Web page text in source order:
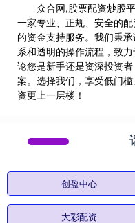
众合网,股票配资炒股
一家专业、正规、安全的
的资金支持服务。我们秉
系和透明的操作流程，致
论您是新手还是资深投资
案。选择我们，享受低门
资更上一层楼！
创盈中心
大彩配资